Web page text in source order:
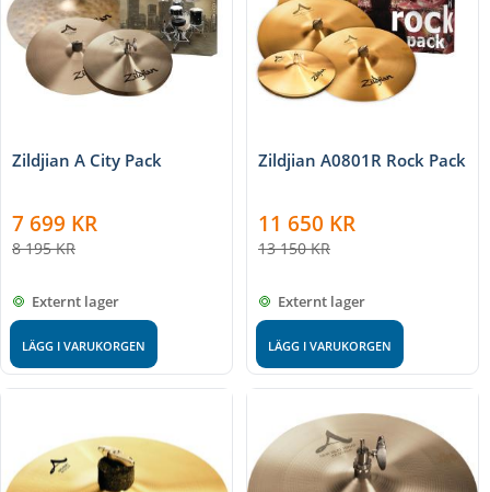
Zildjian A City Pack
7 699 KR
8 195KR
Externt lager
LÄGG I VARUKORGEN
Zildjian A0801R Rock Pack
11 650 KR
13 150KR
Externt lager
LÄGG I VARUKORGEN